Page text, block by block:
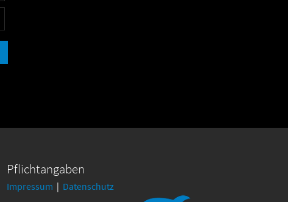
Pflichtangaben
Impressum | Datenschutz